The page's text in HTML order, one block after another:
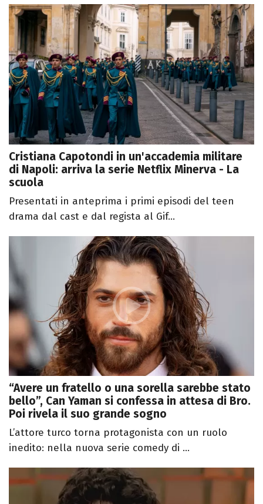
Cristiana Capotondi in un'accademia militare
di Napoli: arriva la serie Netflix Minerva - La
scuola
Presentati in anteprima i primi episodi del teen
drama dal cast e dal regista al Gif...
“Avere un fratello o una sorella sarebbe stato
bello”, Can Yaman si confessa in attesa di Bro.
Poi rivela il suo grande sogno
L’attore turco torna protagonista con un ruolo
inedito: nella nuova serie comedy di ...